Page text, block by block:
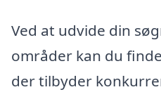
Ved at udvide din
områder kan du
der tilbyder